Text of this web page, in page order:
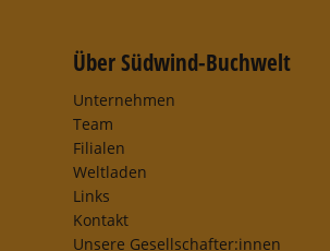
Über Südwind-Buchwelt
Unternehmen
Team
Filialen
Weltladen
Links
Kontakt
Unsere Gesellschafter:innen